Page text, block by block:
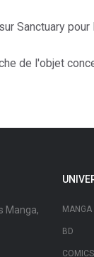
Sanctuary pour
de l'objet
Manga,
MANGA
BD
COMICS